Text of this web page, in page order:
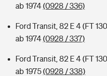
ab 1974(0928 / 336)
Ford Transit, 82 E 4 (FT
ab 1974(0928 / 337)
Ford Transit, 82 E 4 (FT
ab 1975(0928 / 338)